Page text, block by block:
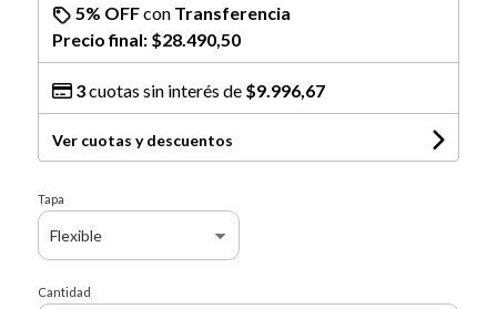
5% OFFcon Transferencia
Precio final: $28.490,50
3cuotas sin interés de $9.996,67
Ver cuotas y descuentos
Tapa
Cantidad